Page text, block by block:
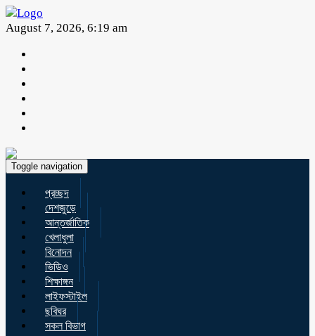
August 7, 2026, 6:19 am
Toggle navigation
প্রচ্ছদ
দেশজুড়ে
আন্তর্জাতিক
খেলাধুলা
বিনোদন
ভিডিও
শিক্ষাঙ্গন
লাইফস্টাইল
ছবিঘর
সকল বিভাগ